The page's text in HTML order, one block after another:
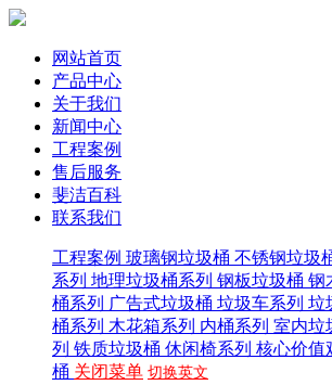
网站首页
产品中心
关于我们
新闻中心
工程案例
售后服务
斐洁百科
联系我们
工程案例 玻璃钢垃圾桶 不锈钢垃圾
系列 地理垃圾桶系列 钢板垃圾桶 钢
桶系列 广告式垃圾桶 垃圾车系列 垃
桶系列 木花箱系列 内桶系列 室内垃
列 铁质垃圾桶 休闲椅系列 核心价值
桶 关闭菜单 切换英文